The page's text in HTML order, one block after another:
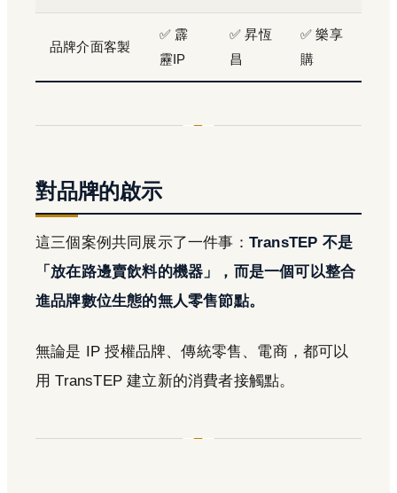
品牌介面客製
✅ 霹
靂IP
✅ 昇恆
昌
✅ 樂享
購
對品牌的啟示
這三個案例共同展示了一件事： TransTEP 不是
「放在路邊賣飲料的機器」，而是一個可以整合
進品牌數位生態的無人零售節點。
無論是 IP 授權品牌、傳統零售、電商，都可以
用 TransTEP 建立新的消費者接觸點。